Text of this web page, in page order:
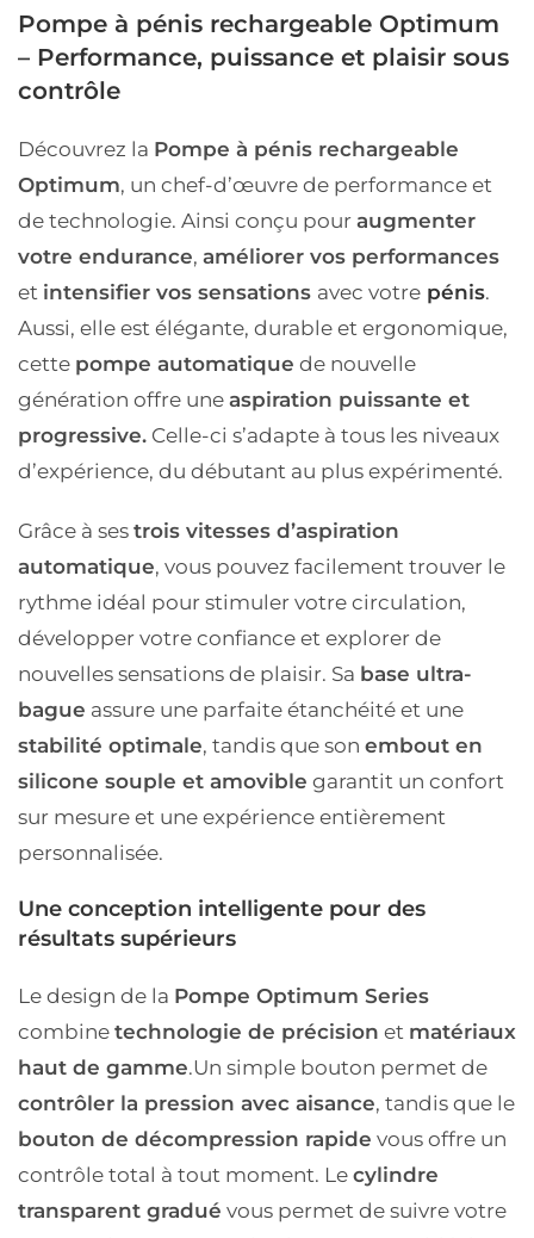
Pompe à pénis rechargeable Optimum
– Performance, puissance et plaisir sous
contrôle
Découvrez la Pompe à pénis rechargeable
Optimum, un chef-d’œuvre de performance et
de technologie. Ainsi conçu pour augmenter
votre endurance, améliorer vos performances
et intensifier vos sensations avec votre pénis.
Aussi, elle est élégante, durable et ergonomique,
cette pompe automatique de nouvelle
génération offre une aspiration puissante et
progressive. Celle-ci s’adapte à tous les niveaux
d’expérience, du débutant au plus expérimenté.
Grâce à ses trois vitesses d’aspiration
automatique, vous pouvez facilement trouver le
rythme idéal pour stimuler votre circulation,
développer votre confiance et explorer de
nouvelles sensations de plaisir. Sa base ultra-
bague assure une parfaite étanchéité et une
stabilité optimale, tandis que son embout en
silicone souple et amovible garantit un confort
sur mesure et une expérience entièrement
personnalisée.
Une conception intelligente pour des
résultats supérieurs
Le design de la Pompe Optimum Series
combine technologie de précision et matériaux
haut de gamme.Un simple bouton permet de
contrôler la pression avec aisance, tandis que le
bouton de décompression rapide vous offre un
contrôle total à tout moment. Le cylindre
transparent gradué vous permet de suivre votre